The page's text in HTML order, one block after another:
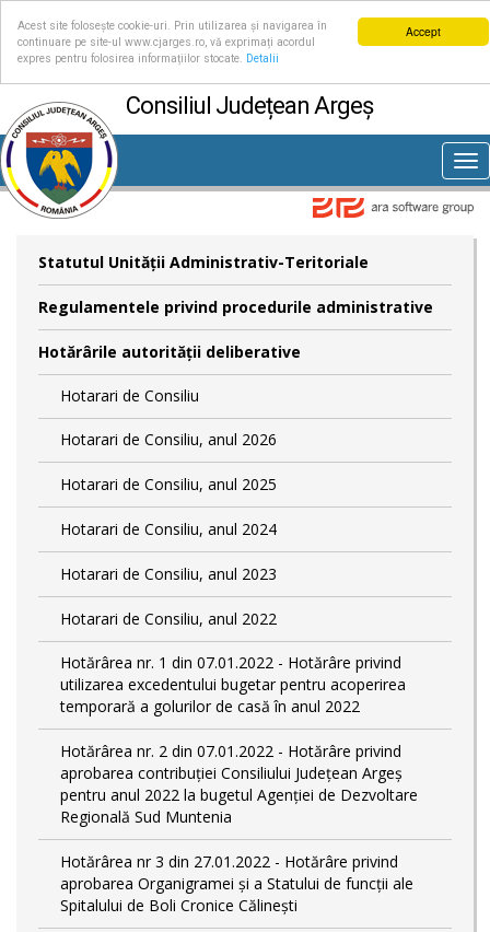
Accept
Acest site folosește cookie-uri. Prin utilizarea și navigarea în
continuare pe site-ul www.cjarges.ro, vă exprimați acordul
expres pentru folosirea informațiilor stocate.
Detalii
Consiliul Județean Argeș
Statutul Unităţii Administrativ-Teritoriale
Regulamentele privind procedurile administrative
Hotărârile autorităţii deliberative
Hotarari de Consiliu
Hotarari de Consiliu, anul 2026
Hotarari de Consiliu, anul 2025
Hotarari de Consiliu, anul 2024
Hotarari de Consiliu, anul 2023
Hotarari de Consiliu, anul 2022
Hotărârea nr. 1 din 07.01.2022 - Hotărâre privind
utilizarea excedentului bugetar pentru acoperirea
temporară a golurilor de casă în anul 2022
Hotărârea nr. 2 din 07.01.2022 - Hotărâre privind
aprobarea contribuției Consiliului Județean Argeș
pentru anul 2022 la bugetul Agenției de Dezvoltare
Regională Sud Muntenia
Hotărârea nr 3 din 27.01.2022 - Hotărâre privind
aprobarea Organigramei și a Statului de funcții ale
Spitalului de Boli Cronice Călinești